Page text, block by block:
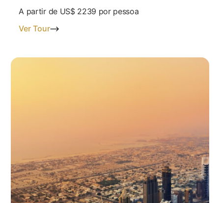
A partir de US$ 2239 por pessoa
Ver Tour